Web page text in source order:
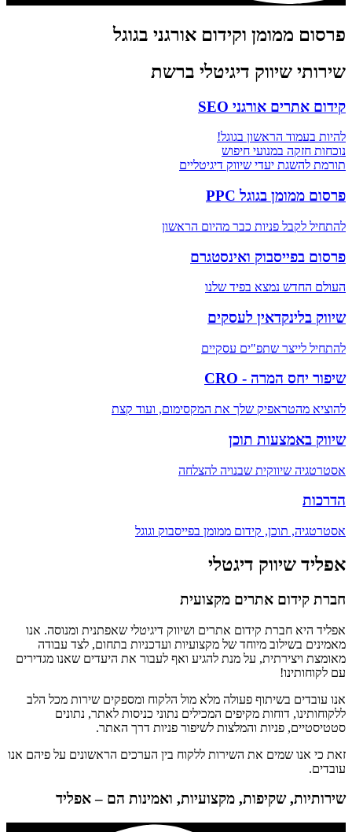
פרסום ממומן וקידום אורגני בגוגל
שירותי שיווק דיגיטלי ברשת
קידום אתרים אורגני SEO
להיות בעמוד הראשון בגוגל!
נוכחות חזקה במנועי חיפוש
תורמת להשגת יעדי שיווק דיגיטליים
פרסום ממומן בגוגל PPC
להתחיל לקבל פניות כבר מהיום הראשון
פרסום בפייסבוק ואינסטגרם
העולם החדש נמצא בפיד שלנו
שיווק בלינקדאין לעסקים
להתחיל לייצר שתפ"ים עסקיים
שיפור יחס המרה - CRO
להוציא מהטראפיק שלך את המקסימום, ועוד קצת
שיווק באמצעות תוכן
אסטרטגיה שיווקית שבנויה להצלחה
הדרכות
אסטרטגיה, תוכן, קידום ממומן בפייסבוק וגוגל
אפליד שיווק דיגטלי
חברת קידום אתרים מקצועית
אפליד היא חברת קידום אתרים ושיווק דיגיטלי שאפתנית ומנוסה. אנו
מאמינים בשילוב מיוחד של מקצועיות ועדכניות בתחום, לצד עבודה
מאומצת ויצירתית, על מנת להגיע ואף לעבור את היעדים שאנו מגדירים
עם לקוחותינו!
אנו עובדים בשיתוף פעולה מלא מול הלקוח ומספקים שירות מכל הלב
ללקוחותינו, דוחות מקיפים המכילים נתוני כניסות לאתר, נתונים
סטטיסטיים, פניות והמלצות לשיפור פניות דרך האתר.
זאת כי אנו שמים את השירות ללקוח בין הערכים הראשונים על פיהם אנו
עובדים.
שירותיות, שקיפות, מקצועיות, ואמינות הם – אפליד